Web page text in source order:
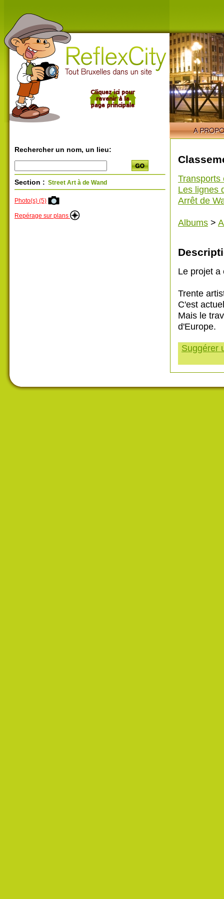
Rechercher un nom, un lieu:
Section : Street Art à de Wand
Photo(s) (5)
Repérage sur plans
Transports
Les lignes
Arrêt de
Albums >
Le projet a
Trente
C'est
Mais le
d'Europe.
Suggérer